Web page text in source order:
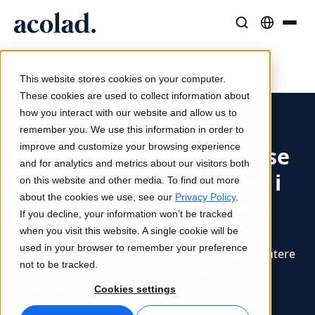
This website stores cookies on your computer.
These cookies are used to collect information about
how you interact with our website and allow us to
remember you. We use this information in order to
improve and customize your browsing experience
and for analytics and metrics about our visitors both
on this website and other media. To find out more
about the cookies we use, see our Privacy Policy.
If you decline, your information won’t be tracked
when you visit this website. A single cookie will be
used in your browser to remember your preference
not to be tracked.
Cookies settings
Oversættelse
AI-hastighed, menneskelig præcision
Tolkning
Problemfri kommunikation overalt
Medier og underholdning
Bring historier til alle skærme
Konsulent- og outsourcingtjenester
Lia Translate
Øjeblikkelige oversættelser på linje med dit brand
Forbindelse
Workflow-integration gjort enkel
Oversættelse af tale i realtid
Kvalitetskontroller drevet af AI
Kundecases
Reelle resultater hos vores kunder
Artikler
Ekspertindsigter i globalt indhold
E-bøger
Indgående guider og strategier
Webinarer on demand
Om Acolad
Bæredygtighed
Partnere
Nyheder
telekom-markedsføring
Centraliseret oversættelse
giver større ensartethed i
telekom-markedsføring
Se, hvordan vi hjalp en global
telekommunikationsvirksomhed ved at implementere
én global indholdsplatform til oversættelse og
flersproget indholdsstyring.